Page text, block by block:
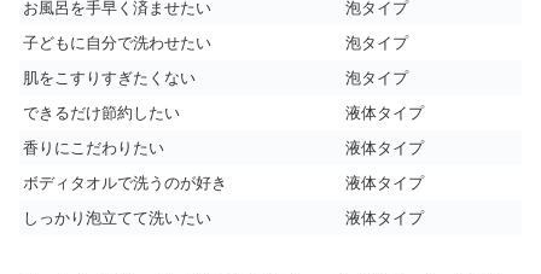
お風呂を手早く済ませたい
泡タイプ
子どもに自分で洗わせたい
泡タイプ
肌をこすりすぎたくない
泡タイプ
できるだけ節約したい
液体タイプ
香りにこだわりたい
液体タイプ
ボディタオルで洗うのが好き
液体タイプ
しっかり泡立てて洗いたい
液体タイプ